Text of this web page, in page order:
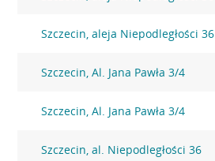
Szczecin, aleja Niepodległości 36
Szczecin, Al. Jana Pawła 3/4
Szczecin, Al. Jana Pawła 3/4
Szczecin, al. Niepodległości 36